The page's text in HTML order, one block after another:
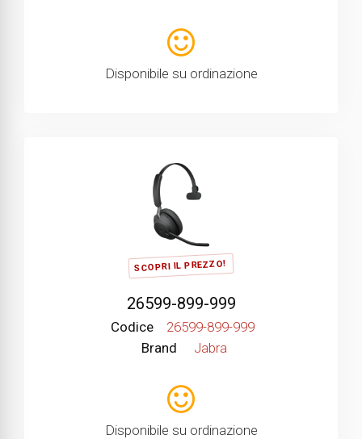
Disponibile su ordinazione
SCOPRI IL PREZZO!
26599-899-999
Codice
26599-899-999
Brand
Jabra
Disponibile su ordinazione